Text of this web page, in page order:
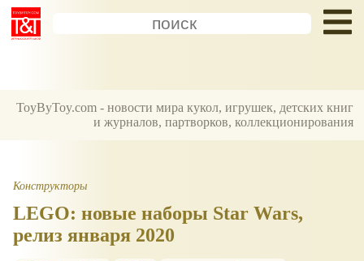
ToyByToy.com - новости мира кукол, игрушек, детских книг
и журналов, партворков, коллекционирования
Конструкторы
LEGO: новые наборы Star Wars,
релиз января 2020